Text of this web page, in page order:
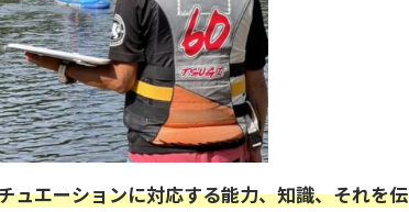
ュエーションに対応する能力、知識、それを伝